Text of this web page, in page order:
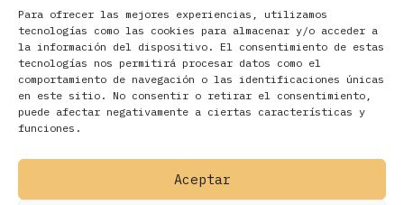
Para ofrecer las mejores experiencias, utilizamos
tecnologías como las cookies para almacenar y/o acceder a
la información del dispositivo. El consentimiento de estas
tecnologías nos permitirá procesar datos como el
comportamiento de navegación o las identificaciones únicas
en este sitio. No consentir o retirar el consentimiento,
puede afectar negativamente a ciertas características y
funciones.
Aceptar
Filtros